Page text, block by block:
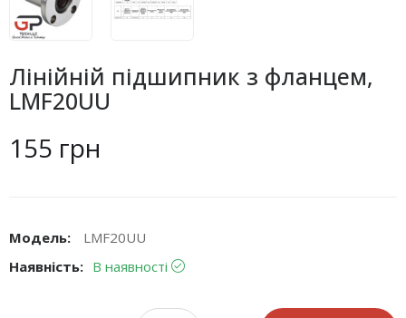
Лінійній підшипник з фланцем,
LMF20UU
155 грн
Модель:
LMF20UU
Наявність: В наявності